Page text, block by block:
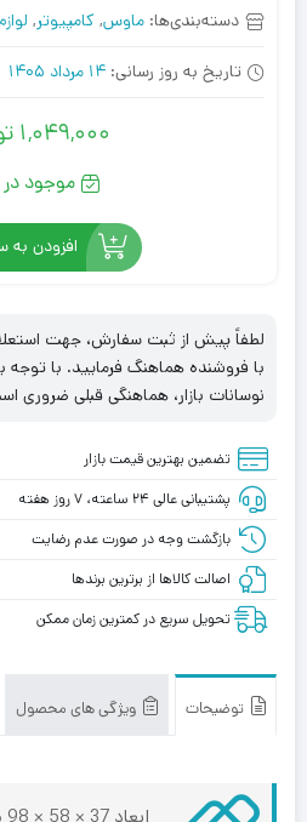
دسته‌بندی‌ها: ماوس, کامپیوتر,
تاریخ به روز رسانی: 14 مرداد 1405
1,049,000
موجود در
افزودن به
لطفاً پیش از ثبت سفارش، جهت
با فروشنده هماهنگ فرمایید. با توجه
نوسانات بازار، هماهنگی قبلی ضروری
تضمین بهترین قیمت بازار
پشتیبانی عالی ۲۴ ساعته، ۷ روز هفته
بازگشت وجه در صورت عدم رضایت
اصالت کالاها از برترین برندها
تحویل سریع در کمترین زمان ممکن
توضیحات ویژگی های محصول